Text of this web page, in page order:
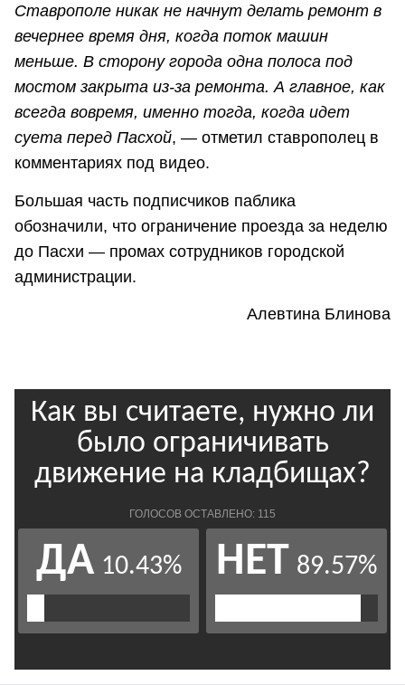
Ставрополе никак не начнут делать ремонт в
вечернее время дня, когда поток машин
меньше. В сторону города одна полоса под
мостом закрыта из-за ремонта. А главное, как
всегда вовремя, именно тогда, когда идет
суета перед Пасхой, — отметил ставрополец в
комментариях под видео.
Большая часть подписчиков паблика
обозначили, что ограничение проезда за неделю
до Пасхи — промах сотрудников городской
администрации.
Алевтина Блинова